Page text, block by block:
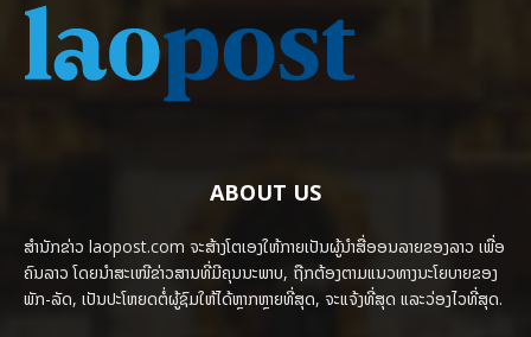
ABOUT US
ສຳນັກຂ່າວ laopost.com ຈະສ້າງໂຕເອງໃຫ້ກາຍເປັນຜູ້ນຳສື່ອອນລາຍຂອງລາວ ເພື່ອ
ຄົນລາວ ໂດຍນຳສະເໜີຂ່າວສານທີ່ມີຄຸນນະພາບ, ຖືກຕ້ອງຕາມແນວທາງນະໂຍບາຍຂອງ
ພັກ-ລັດ, ເປັນປະໂຫຍດຕໍ່ຜູ້ຊົມໃຫ້ໄດ້ຫຼາກຫຼາຍທີ່ສຸດ, ຈະແຈ້ງທີ່ສຸດ ແລະວ່ອງໄວທີ່ສຸດ.